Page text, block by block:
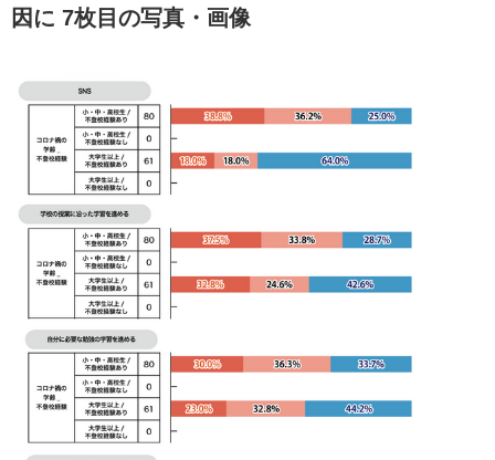
因に 7枚目の写真・画像